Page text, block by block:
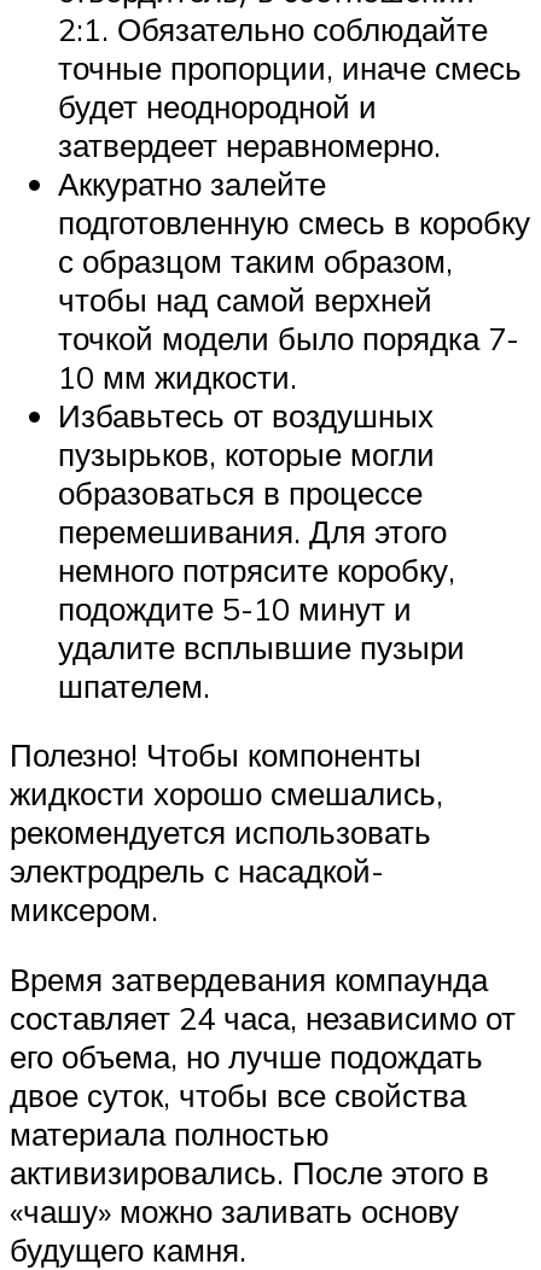
2:1. Обязательно соблюдайте
точные пропорции, иначе смесь
будет неоднородной и
затвердеет неравномерно.
Аккуратно залейте
подготовленную смесь в коробку
с образцом таким образом,
чтобы над самой верхней
точкой модели было порядка 7-
10 мм жидкости.
Избавьтесь от воздушных
пузырьков, которые могли
образоваться в процессе
перемешивания. Для этого
немного потрясите коробку,
подождите 5-10 минут и
удалите всплывшие пузыри
шпателем.
Полезно! Чтобы компоненты
жидкости хорошо смешались,
рекомендуется использовать
электродрель с насадкой-
миксером.
Время затвердевания компаунда
составляет 24 часа, независимо от
его объема, но лучше подождать
двое суток, чтобы все свойства
материала полностью
активизировались. После этого в
«чашу» можно заливать основу
будущего камня.